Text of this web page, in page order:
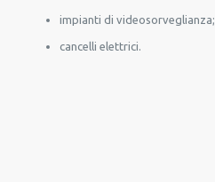
impianti di videosorveglianza;
cancelli elettrici.